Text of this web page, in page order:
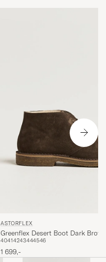
ASTORFLEX
Greenflex Desert Boot Dark
40414243444546
1 699,-